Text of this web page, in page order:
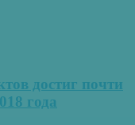
достиг почти
года